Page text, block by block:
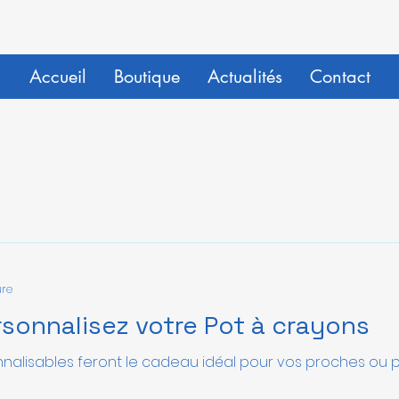
Accueil Boutique Actualités Contact
votre Pot à crayons
feront le cadeau idéal pour vos proches ou